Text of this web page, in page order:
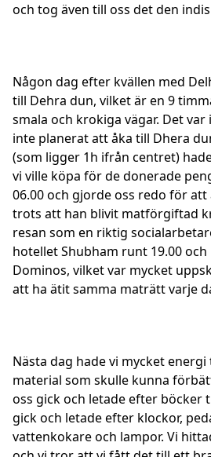
och tog även till oss det den
Någon dag efter kvällen med
till Dehra dun, vilket är en 9
smala och krokiga vägar. Det
inte planerat att åka till Dhera
(som ligger 1h ifrån centret)
vi ville köpa för de donerade
06.00 och gjorde oss redo för att
trots att han blivit matförgiftad
resan som en riktig
hotellet Shubham runt 19.00
Dominos, vilket var mycket
att ha ätit samma maträtt varje
Nästa dag hade vi mycket
material som skulle kunna
oss gick och letade efter böcker
gick och letade efter klockor,
vattenkokare och lampor. Vi